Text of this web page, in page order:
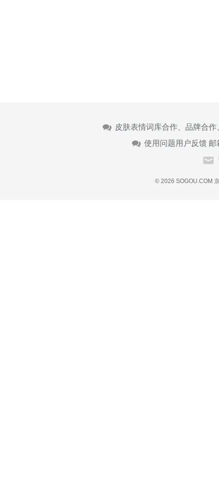
皮肤表情词库合作、品牌合
使用问题用户反馈 邮
© 2026 SOGOU.COM